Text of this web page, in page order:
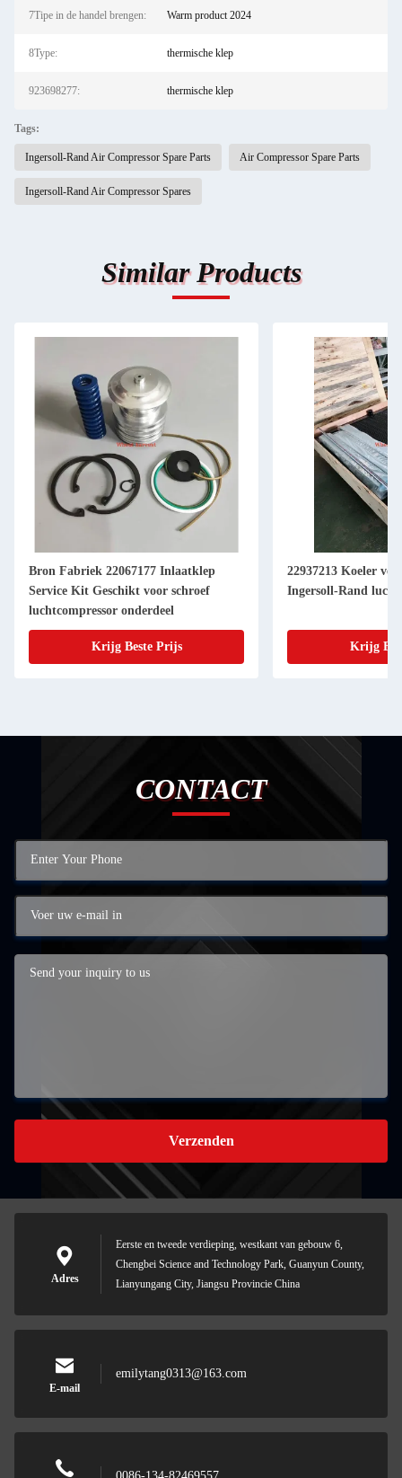
7Tipe in de handel brengen: Warm product 2024
8Type: thermische klep
923698277: thermische klep
Tags:
Ingersoll-Rand Air Compressor Spare Parts Air Compressor Spare Parts
Ingersoll-Rand Air Compressor Spares
Similar Products
Bron Fabriek 22067177 Inlaatklep
Service Kit Geschikt voor schroef
luchtcompressor onderdeel
Krijg Beste Prijs
22937213 Koeler
Ingersoll-Rand
Krijg
CONTACT
Verzenden
Adres
Eerste en tweede verdieping, westkant van gebouw 6,
Chengbei Science and Technology Park, Guanyun County,
Lianyungang City, Jiangsu Provincie China
E-mail
emilytang0313@163.com